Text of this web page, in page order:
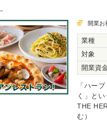
開業お
業種
対象
開業資
「ハー
く」と
THE
む）